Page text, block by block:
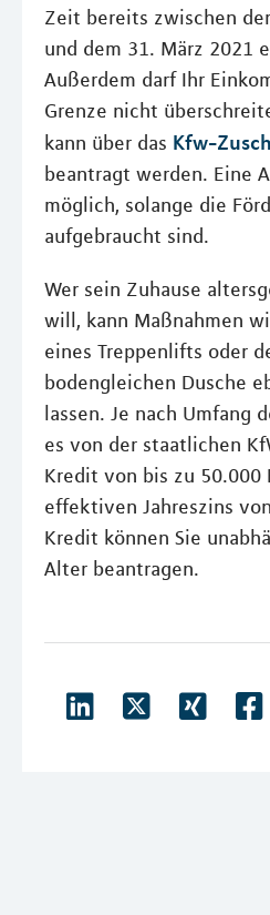
Zeit bereits zwischen
und dem 31. März 2021
Außerdem darf Ihr
Grenze nicht
kann über das Kfw-
beantragt werden. Eine
möglich, solange die
aufgebraucht sind.
Wer sein Zuhause
will, kann Maßnahmen
eines Treppenlifts oder
bodengleichen Dusche
lassen. Je nach Umfang
es von der staatlichen
Kredit von bis zu 50.000
effektiven Jahreszins
Kredit können Sie
Alter beantragen.